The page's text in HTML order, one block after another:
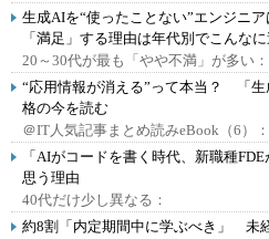
生成AIを“使ったことない”エンジニ
「満足」する理由は年代別でこんな
20～30代が最も「やや不満」が多い：
“応用情報が消える”って本当？ 「
格の今を読む
＠IT人気記事まとめ読みeBook（6）：
「AIがコードを書く時代、新職種
思う理由
40代だけ少し異なる：
約8割「内定期間中に学ぶべき」 未